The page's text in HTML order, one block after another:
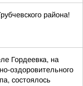
района!
Гордеевка, на
оздоровительного
состоялось